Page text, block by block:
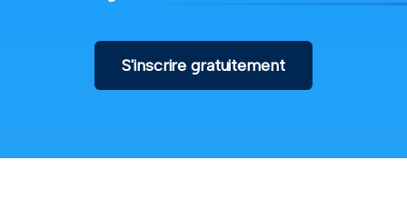
S'inscrire gratuitement